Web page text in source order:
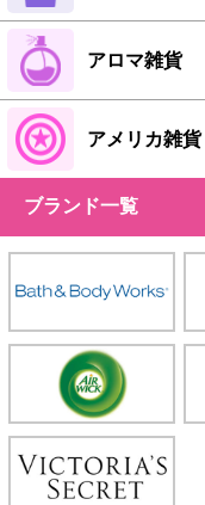
アロマ雑貨
アメリカ雑貨
ブランド一覧